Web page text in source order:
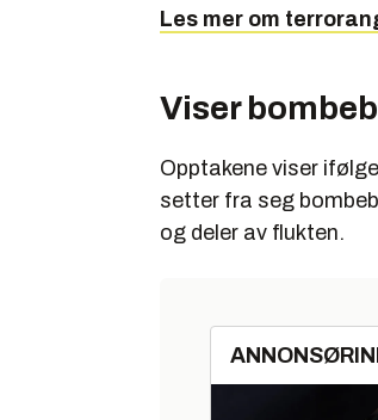
Les mer om
Viser
Opptakene viser
setter fra seg
og deler av flukten.